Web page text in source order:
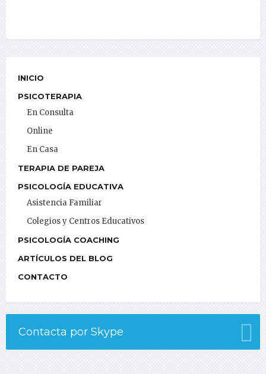
INICIO
PSICOTERAPIA
En Consulta
Online
En Casa
TERAPIA DE PAREJA
PSICOLOGÍA EDUCATIVA
Asistencia Familiar
Colegios y Centros Educativos
PSICOLOGÍA COACHING
ARTÍCULOS DEL BLOG
CONTACTO
Contacta por Skype